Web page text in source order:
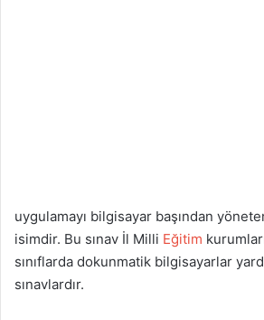
uygulamayı bilgisayar başından
isimdir. Bu sınav İl Milli Eğitim
sınıflarda dokunmatik bilgisayarlar
sınavlardır.